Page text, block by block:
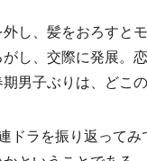
し、髪をおろすと
し、交際に発展。
男子ぶりは、どこ
ドラを振り返って